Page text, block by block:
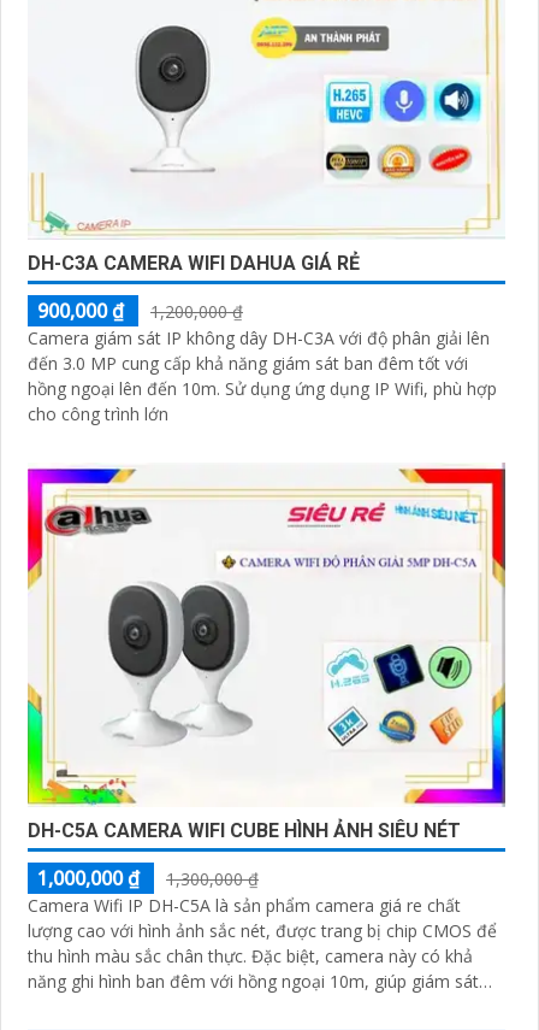
DH-C3A CAMERA WIFI DAHUA GIÁ RẺ
900,000 ₫
1,200,000 ₫
Camera giám sát IP không dây DH-C3A với độ phân giải lên
đến 3.0 MP cung cấp khả năng giám sát ban đêm tốt với
hồng ngoại lên đến 10m. Sử dụng ứng dụng IP Wifi, phù hợp
cho công trình lớn
DH-C5A CAMERA WIFI CUBE HÌNH ẢNH SIÊU NÉT
1,000,000 ₫
1,300,000 ₫
Camera Wifi IP DH-C5A là sản phẩm camera giá re chất
lượng cao với hình ảnh sắc nét, được trang bị chip CMOS để
thu hình màu sắc chân thực. Đặc biệt, camera này có khả
năng ghi hình ban đêm với hồng ngoại 10m, giúp giám sát